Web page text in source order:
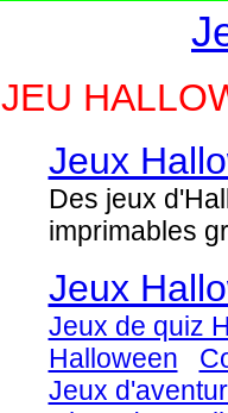
JEU
Jeux
Des jeux
imprimables
Jeux
Jeux de quiz
Halloween
Jeux